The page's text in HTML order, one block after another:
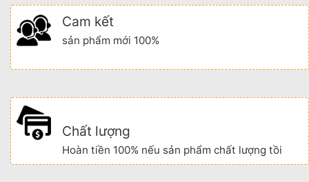
Cam kết
sản phẩm mới 100%
Chất lượng
Hoàn tiền 100% nếu sản phẩm chất lượng tồi